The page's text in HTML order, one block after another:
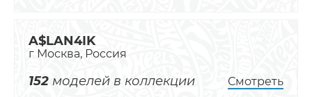
A$LAN4IK
г Москва, Россия
152 моделей в коллекции Смотреть